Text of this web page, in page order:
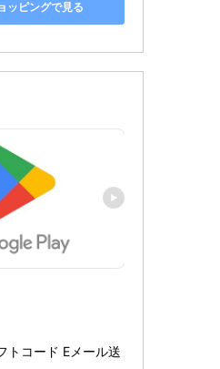
ッピングで見る
トコード Eメール送